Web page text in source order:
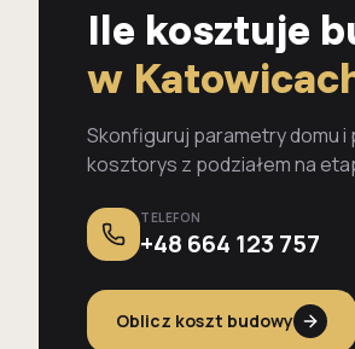
Ile kosztuje
w
Skonfiguruj parametry domu
kosztorys z podziałem na
TELEFON
+48 664 123 757
Oblicz koszt budowy